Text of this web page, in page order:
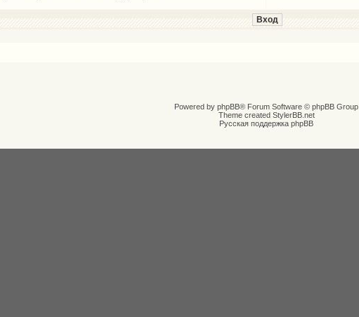
Powered by phpBB® Forum Software © phpBB Group
Theme created StylerBB.net
Русская поддержка phpBB